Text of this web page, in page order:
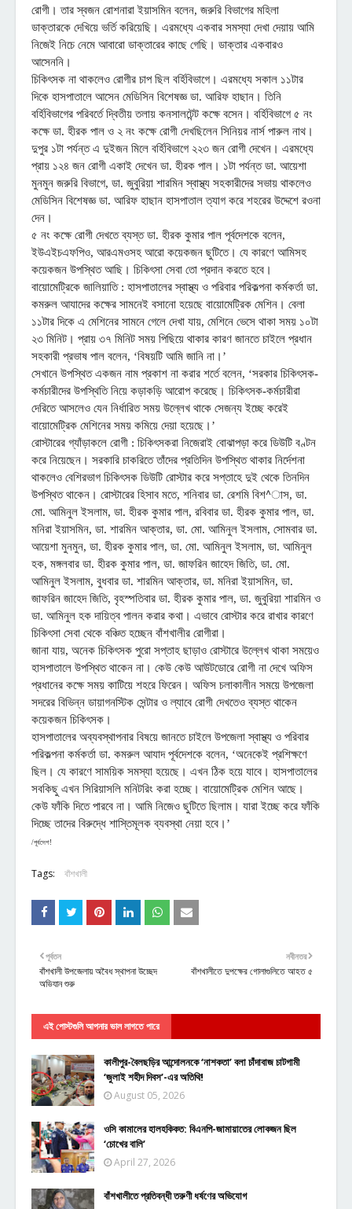
রোগী। তার স্বজন রোশনারা ইয়াসমিন বলেন, জরুরি বিভাগের মহিলা
ডাক্তারকে দেখিয়ে ভর্তি করিয়েছি। এরমধ্যে একবার সমস্যা দেখা দেয়ায় আমি
নিজেই নিচে নেমে আবারো ডাক্তারের কাছে গেছি। ডাক্তার একবারও
আসেননি।
চিকিৎসক না থাকলেও রোগীর চাপ ছিল বর্হিবিভাগে। এরমধ্যে সকাল ১১টার
দিকে হাসপাতালে আসেন মেডিসিন বিশেষজ্ঞ ডা. আরিফ হাছান। তিনি
বর্হিবিভাগের পরিবর্তে দ্বিতীয় তলায় কনসালটেন্ট কক্ষে বসেন। বর্হিবিভাগে ৫ নং
কক্ষে ডা. হীরক পাল ও ২ নং কক্ষে রোগী দেখছিলেন সিনিয়র নার্স পারুল নাথ।
দুপুর ১টা পর্যন্ত এ দুইজন মিলে বর্হিবিভাগে ২২৩ জন রোগী দেখেন। এরমধ্যে
প্রায় ১২৪ জন রোগী একাই দেখেন ডা. হীরক পাল। ১টা পর্যন্ত ডা. আয়েশা
মুনমুন জরুরি বিভাগে, ডা. জুবুরিয়া শারমিন স্বাস্থ্য সহকারীদের সভায় থাকলেও
মেডিসিন বিশেষজ্ঞ ডা. আরিফ হাছান হাসপাতাল ত্যাগ করে শহরের উদ্দেশে রওনা
দেন।
৫ নং কক্ষে রোগী দেখতে ব্যস্ত ডা. হীরক কুমার পাল পূর্বদেশকে বলেন,
ইউএইচএফপিও, আরএমওসহ আরো কয়েকজন ছুটিতে। যে কারণে আমিসহ
কয়েকজন উপস্থিত আছি। চিকিৎসা সেবা তো প্রদান করতে হবে।
বায়োমেট্রিকে জালিয়াতি : হাসপাতালের স্বাস্থ্য ও পরিবার পরিকল্পনা কর্মকর্তা ডা.
কমরুল আযাদের কক্ষের সামনেই বসানো হয়েছে বায়োমেট্রিক মেশিন। বেলা
১১টার দিকে এ মেশিনের সামনে গেলে দেখা যায়, মেশিনে ভেসে থাকা সময় ১০টা
২৩ মিনিট। প্রায় ৩৭ মিনিট সময় পিছিয়ে থাকার কারণ জানতে চাইলে প্রধান
সহকারী প্রভাষ পাল বলেন, ‘বিষয়টি আমি জানি না।’
সেখানে উপস্থিত একজন নাম প্রকাশ না করার শর্তে বলেন, ‘সরকার চিকিৎসক-
কর্মচারীদের উপস্থিতি নিয়ে কড়াকড়ি আরোপ করেছে। চিকিৎসক-কর্মচারীরা
দেরিতে আসলেও যেন নির্ধারিত সময় উল্লেখ থাকে সেজন্য ইচ্ছে করেই
বায়োমেট্রিক মেশিনের সময় কমিয়ে দেয়া হয়েছে।’
রোস্টারের গ্যাঁড়াকলে রোগী : চিকিৎসকরা নিজেরাই বোঝাপড়া করে ডিউটি বণ্টন
করে নিয়েছেন। সরকারি চাকরিতে তাঁদের প্রতিদিন উপস্থিত থাকার নির্দেশনা
থাকলেও বেশিরভাগ চিকিৎসক ডিউটি রোস্টার করে সপ্তাহে দুই থেকে তিনদিন
উপস্থিত থাকেন। রোস্টারের হিসাব মতে, শনিবার ডা. রেশমি বিশ^াস, ডা.
মো. আমিনুল ইসলাম, ডা. হীরক কুমার পাল, রবিবার ডা. হীরক কুমার পাল, ডা.
মনিরা ইয়াসমিন, ডা. শারমিন আক্তার, ডা. মো. আমিনুল ইসলাম, সোমবার ডা.
আয়েশা মুনমুন, ডা. হীরক কুমার পাল, ডা. মো. আমিনুল ইসলাম, ডা. আমিনুল
হক, মঙ্গলবার ডা. হীরক কুমার পাল, ডা. জাফরিন জাহেদ জিতি, ডা. মো.
আমিনুল ইসলাম, বুধবার ডা. শারমিন আক্তার, ডা. মনিরা ইয়াসমিন, ডা.
জাফরিন জাহেদ জিতি, বৃহস্পতিবার ডা. হীরক কুমার পাল, ডা. জুবুরিয়া শারমিন ও
ডা. আমিনুল হক দায়িত্ব পালন করার কথা। এভাবে রোস্টার করে রাখার কারণে
চিকিৎসা সেবা থেকে বঞ্চিত হচ্ছেন বাঁশখালীর রোগীরা।
জানা যায়, অনেক চিকিৎসক পুরো সপ্তাহ ছাড়াও রোস্টারে উল্লেখ থাকা সময়েও
হাসপাতালে উপস্থিত থাকেন না। কেউ কেউ আউটডোরে রোগী না দেখে অফিস
প্রধানের কক্ষে সময় কাটিয়ে শহরে ফিরেন। অফিস চলাকালীন সময়ে উপজেলা
সদরের বিভিন্ন ডায়াগনস্টিক সেন্টার ও ল্যাবে রোগী দেখতেও ব্যস্ত থাকেন
কয়েকজন চিকিৎসক।
হাসপাতালের অব্যবস্থাপনার বিষয়ে জানতে চাইলে উপজেলা স্বাস্থ্য ও পরিবার
পরিকল্পনা কর্মকর্তা ডা. কমরুল আযাদ পূর্বদেশকে বলেন, ‘অনেকেই প্রশিক্ষণে
ছিল। যে কারণে সাময়িক সমস্যা হয়েছে। এখন ঠিক হয়ে যাবে। হাসপাতালের
সবকিছু এখন সিরিয়াসলি মনিটরিং করা হচ্ছে। বায়োমেট্রিক মেশিন আছে।
কেউ ফাঁকি দিতে পারবে না। আমি নিজেও ছুটিতে ছিলাম। যারা ইচ্ছে করে ফাঁকি
দিচ্ছে তাদের বিরুদ্ধে শাস্তিমূলক ব্যবস্থা নেয়া হবে।’
/পূর্বদেশ!
Tags: বাঁশখালী
নবীনতর
বাঁশখালীতে দুপক্ষের গোলাগুলিতে আহত ৫
পূর্বতন
বাঁশখালী উপজেলায় অবৈধ স্থাপনা উচ্ছেদ
অভিযান শুরু
এই পোস্টগুলি আপনার ভাল লাগতে পারে
কালীপুর-বৈলছড়ির আন্দোলনকে ‘নাশকতা’ বলা চাঁদাবাজ চাটগামী
‘জুলাই শহীদ দিবস’-এর অতিথি!
August 05, 2026
ওসি কামালের হালহকিকত: বিএনপি-জামায়াতের লোকজন ছিল
‘চোখের বালি’
April 27, 2026
বাঁশখালীতে প্রতিবন্ধী তরুণী ধর্ষণের অভিযোগ